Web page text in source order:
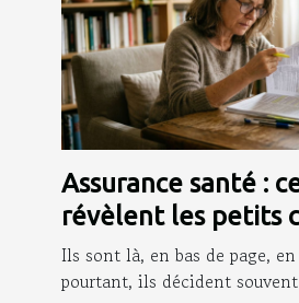
Assurance santé :
révèlent les petits
que personne ne lit
Ils sont là, en bas de page,
pourtant, ils décident souvent